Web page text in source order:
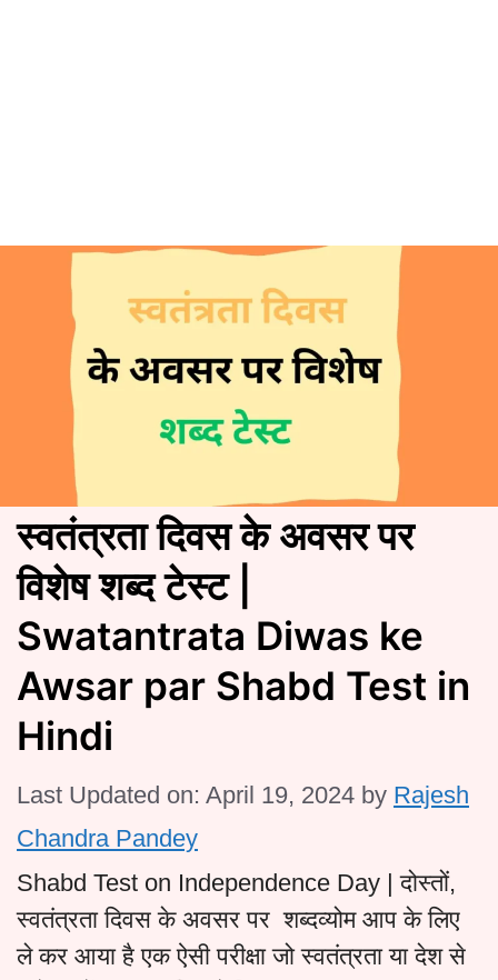
स्वतंत्रता दिवस के अवसर पर
विशेष शब्द टेस्ट |
Swatantrata Diwas ke
Awsar par Shabd Test in
Hindi
Last Updated on: April 19, 2024 by Rajesh
Chandra Pandey
Shabd Test on Independence Day | दोस्तों,
स्वतंत्रता दिवस के अवसर पर शब्दव्योम आप के लिए
ले कर आया है एक ऐसी परीक्षा जो स्वतंत्रता या देश से